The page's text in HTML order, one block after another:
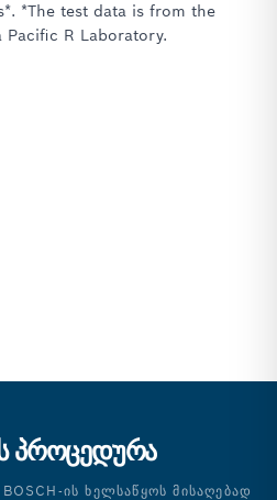
*The test data is from the
Pacific R Laboratory.
ᲞᲠᲝᲪᲔᲓᲣᲠᲐ
ᲘᲡ ᲮᲔᲚᲡᲐᲬᲧᲝᲡ ᲛᲘᲡᲐᲦᲔᲑᲐᲓ